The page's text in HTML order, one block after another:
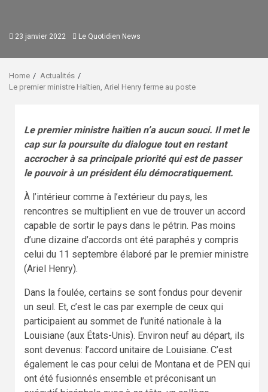
23 janvier 2022 Le Quotidien News
Home
Actualités
Le premier ministre Haïtien, Ariel Henry ferme au poste
Le premier ministre haïtien n’a aucun souci. Il met le
cap sur la poursuite du dialogue tout en restant
accrocher à sa principale priorité qui est de passer
le pouvoir à un président élu démocratiquement.
À l’intérieur comme à l’extérieur du pays, les
rencontres se multiplient en vue de trouver un accord
capable de sortir le pays dans le pétrin. Pas moins
d’une dizaine d’accords ont été paraphés y compris
celui du 11 septembre élaboré par le premier ministre
(Ariel Henry).
Dans la foulée, certains se sont fondus pour devenir
un seul. Et, c’est le cas par exemple de ceux qui
participaient au sommet de l’unité nationale à la
Louisiane (aux États-Unis). Environ neuf au départ, ils
sont devenus: l’accord unitaire de Louisiane. C’est
également le cas pour celui de Montana et de PEN qui
ont été fusionnés ensemble et préconisant un